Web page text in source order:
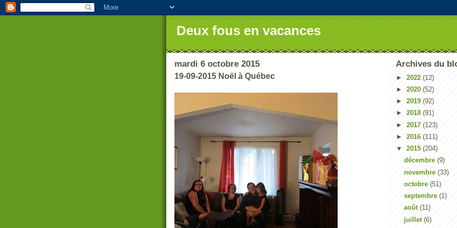
Deux fous en vacances
mardi 6 octobre 2015
19-09-2015 Noël à Québec
Archives du
► 2022 (12)
► 2020 (52)
► 2019 (92)
► 2018 (91)
► 2017 (123)
► 2016 (111)
▼ 2015 (204)
décembre (9)
novembre (33)
octobre (51)
septembre (1)
août (11)
juillet (6)